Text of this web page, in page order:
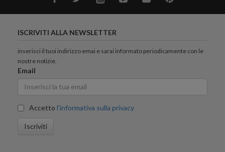
ISCRIVITI ALLA NEWSLETTER
inserisci il tuoi indirizzo emai e sarai informato periodicamente con le
nostre notizie.
Email
Accetto l'informativa sulla privacy
Iscriviti